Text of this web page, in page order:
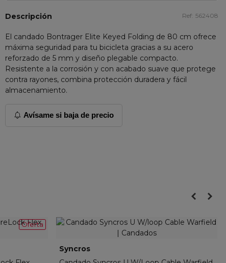
Descripción Ref: 562408
El candado Bontrager Elite Keyed Folding de 80 cm ofrece
máxima seguridad para tu bicicleta gracias a su acero
reforzado de 5 mm y diseño plegable compacto.
Resistente a la corrosión y con acabado suave que protege
contra rayones, combina protección duradera y fácil
almacenamiento.
Avísame si baja de precio
Oferta
Syncros